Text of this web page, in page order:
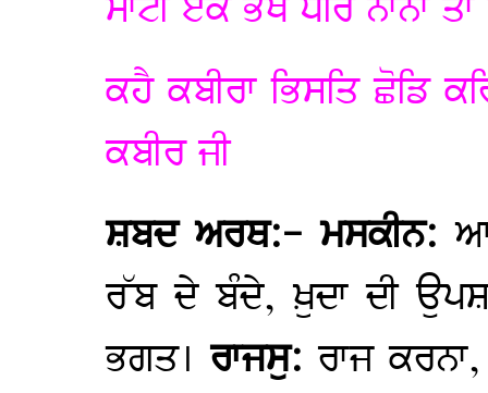
ਕਹੈ ਕਬੀਰਾ ਭਿਸਤਿ ਛੋਡਿ
ਕਬੀਰ ਜੀ
ਸ਼ਬਦ ਅਰਥ:- ਮਸਕੀਨ:
ਰੱਬ ਦੇ ਬੰਦੇ, ਖ਼ੁਦਾ ਦੀ
ਭਗਤ। ਰਾਜਸੁ: ਰਾਜ